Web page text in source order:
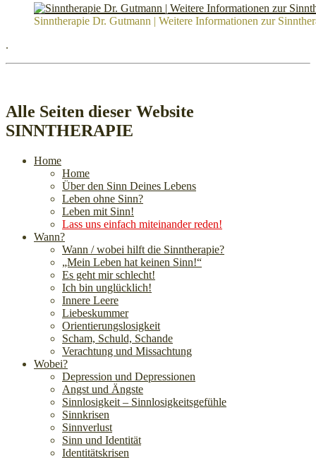
Sinntherapie Dr. Gutmann | Weitere Informationen zur
.
Alle Seiten dieser Website
SINNTHERAPIE
Home
Home
Über den Sinn Deines Lebens
Leben ohne Sinn?
Leben mit Sinn!
Lass uns einfach miteinander reden!
Wann?
Wann / wobei hilft die Sinntherapie?
„Mein Leben hat keinen Sinn!“
Es geht mir schlecht!
Ich bin unglücklich!
Innere Leere
Liebeskummer
Orientierungslosigkeit
Scham, Schuld, Schande
Verachtung und Missachtung
Wobei?
Depression und Depressionen
Angst und Ängste
Sinnlosigkeit – Sinnlosigkeitsgefühle
Sinnkrisen
Sinnverlust
Sinn und Identität
Identitätskrisen